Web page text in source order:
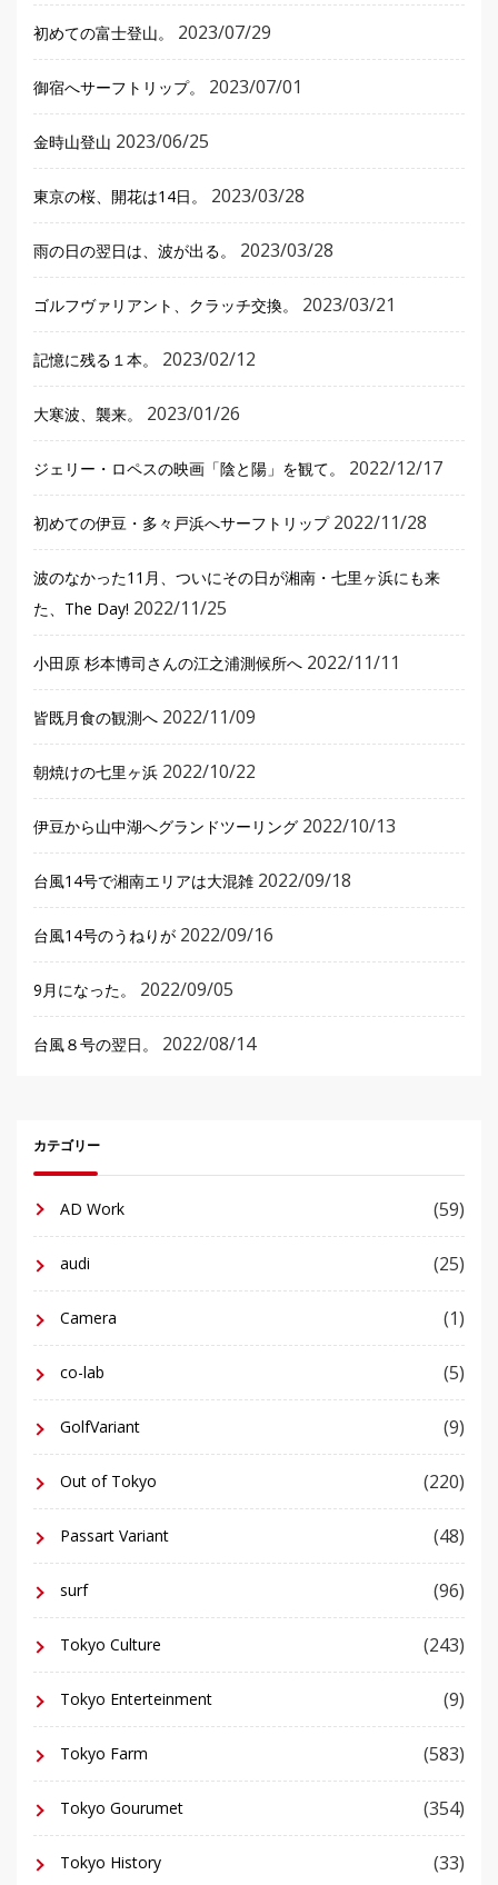
初めての富士登山。 2023/07/29
御宿へサーフトリップ。 2023/07/01
金時山登山 2023/06/25
東京の桜、開花は14日。 2023/03/28
雨の日の翌日は、波が出る。 2023/03/28
ゴルフヴァリアント、クラッチ交換。 2023/03/21
記憶に残る１本。 2023/02/12
大寒波、襲来。 2023/01/26
ジェリー・ロペスの映画「陰と陽」を観て。 2022/12/17
初めての伊豆・多々戸浜へサーフトリップ 2022/11/28
波のなかった11月、ついにその日が湘南・七里ヶ浜にも来
た、The Day! 2022/11/25
小田原 杉本博司さんの江之浦測候所へ 2022/11/11
皆既月食の観測へ 2022/11/09
朝焼けの七里ヶ浜 2022/10/22
伊豆から山中湖へグランドツーリング 2022/10/13
台風14号で湘南エリアは大混雑 2022/09/18
台風14号のうねりが 2022/09/16
9月になった。 2022/09/05
台風８号の翌日。 2022/08/14
カテゴリー
AD Work (59)
audi (25)
Camera (1)
co-lab (5)
GolfVariant (9)
Out of Tokyo (220)
Passart Variant (48)
surf (96)
Tokyo Culture (243)
Tokyo Enterteinment (9)
Tokyo Farm (583)
Tokyo Gourumet (354)
Tokyo History (33)